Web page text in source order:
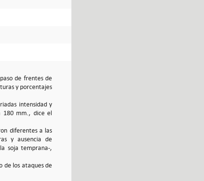
de frentes de
y porcentajes
intensidad y
180 mm., dice el
diferentes a las
y ausencia de
soja temprana-,
de los ataques de